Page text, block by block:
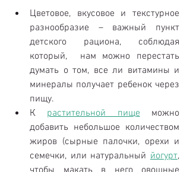
Цветовое, вкусовое и текстурное
разнообразие – важный пункт
детского рациона, соблюдая
который,  нам можно перестать
думать о том, все ли витамины и
минералы получает ребенок через
пищу.
К растительной пище можно
добавить небольшое количеством
жиров (сырные палочки, орехи и
семечки, или натуральный йогурт,